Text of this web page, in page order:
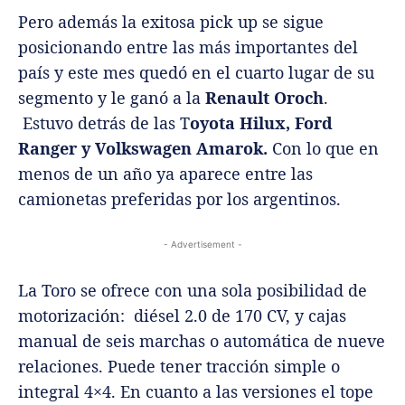
Pero además la exitosa pick up se sigue
posicionando entre las más importantes del
país y este mes quedó en el cuarto lugar de su
segmento y le ganó a la Renault Oroch.
Estuvo detrás de las Toyota Hilux, Ford
Ranger y Volkswagen Amarok. Con lo que en
menos de un año ya aparece entre las
camionetas preferidas por los argentinos.
- Advertisement -
La Toro se ofrece con una sola posibilidad de
motorización: diésel 2.0 de 170 CV, y cajas
manual de seis marchas o automática de nueve
relaciones. Puede tener tracción simple o
integral 4×4. En cuanto a las versiones el tope